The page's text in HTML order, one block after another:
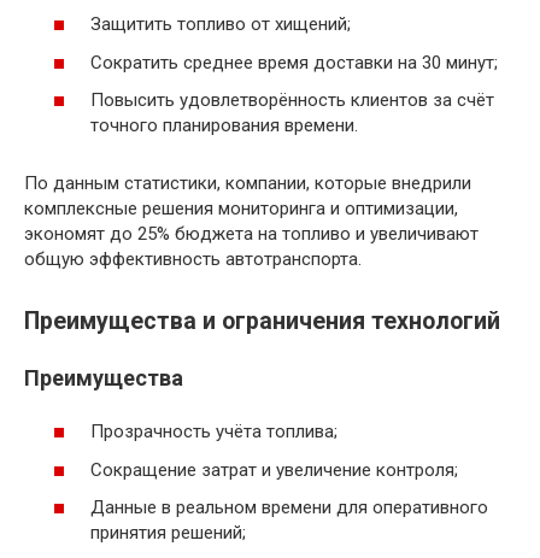
Защитить топливо от хищений;
Сократить среднее время доставки на 30 минут;
Повысить удовлетворённость клиентов за счёт
точного планирования времени.
По данным статистики, компании, которые внедрили
комплексные решения мониторинга и оптимизации,
экономят до 25% бюджета на топливо и увеличивают
общую эффективность автотранспорта.
Преимущества и ограничения технологий
Преимущества
Прозрачность учёта топлива;
Сокращение затрат и увеличение контроля;
Данные в реальном времени для оперативного
принятия решений;